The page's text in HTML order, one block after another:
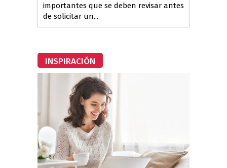
importantes que se deben revisar antes
de solicitar un...
INSPIRACIÓN